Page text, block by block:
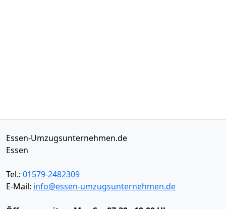
Essen-Umzugsunternehmen.de
Essen
Tel.: 01579-2482309
E-Mail: info@essen-umzugsunternehmen.de